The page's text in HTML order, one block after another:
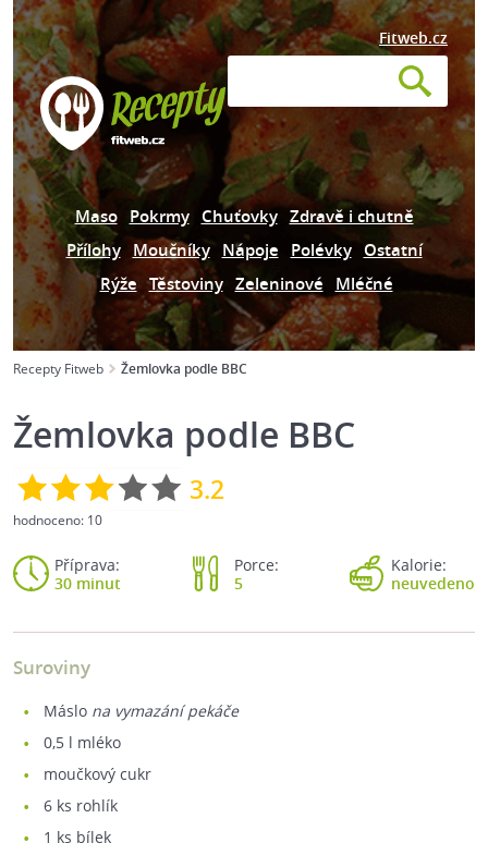
Fitweb.cz
Maso Pokrmy Chuťovky Zdravě i chutně
Přílohy Moučníky Nápoje Polévky Ostatní
Rýže Těstoviny Zeleninové Mléčné
Recepty Fitweb Žemlovka podle BBC
Žemlovka podle BBC
3.2
hodnoceno: 10
Příprava:
30 minut
Porce:
5
Kalorie:
neuvedeno
Suroviny
máslo na vymazání pekáče
0,5 l mléko
moučkový cukr
6 ks rohlík
1 ks bílek